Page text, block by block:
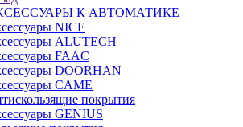
К АВТОМАТИКЕ
NICE
ALUTECH
FAAC
DOORHAN
CAME
покрытия
GENIUS